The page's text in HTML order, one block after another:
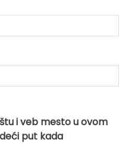
i veb mesto u ovom
put kada